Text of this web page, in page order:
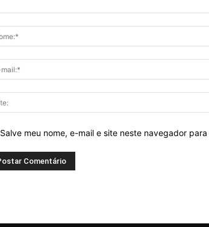
Salve meu nome, e-mail e site neste navegador